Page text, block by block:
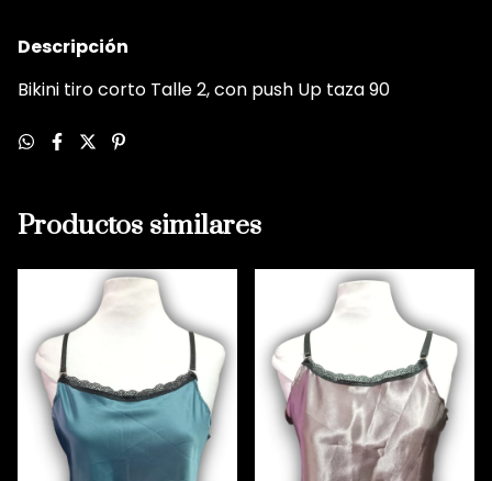
Descripción
Bikini tiro corto Talle 2, con push Up taza 90
Productos similares